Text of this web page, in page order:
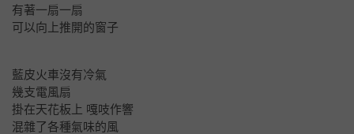
有著一扇一扇
可以向上推開的窗子
藍皮火車沒有冷氣
幾支電風扇
掛在天花板上 嘎吱作響
混雜了各種氣味的風